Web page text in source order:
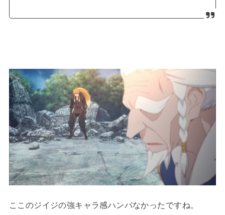
ここのジイジの強キャラ感ハンパなかったですね。